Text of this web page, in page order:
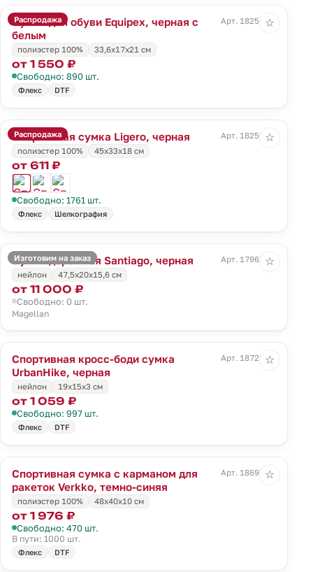
Распродажа
Сумка для обуви Equipex, черная с
белым
Арт. 18254.30
полиэстер 100% 33,6x17x21 см
от 1 550 ₽
Свободно: 890 шт.
Флекс DTF
☆
Распродажа
Спортивная сумка Ligero, черная
Арт. 18258.30
полиэстер 100%
45х33х18 см
от 611 ₽
Свободно: 1761 шт.
Флекс Шелкография
☆
Изготовим на заказ
Сумка дорожная Santiago, черная
Арт. 17963.30
нейлон
47,5х20x15,6 см
от 11 000 ₽
Свободно: 0 шт.
Magellan
☆
Спортивная кросс-боди сумка
UrbanHike, черная
Арт. 18722.30
нейлон 19х15x3 см
от 1 059 ₽
Свободно: 997 шт.
Флекс DTF
☆
Спортивная сумка с карманом для
ракеток Verkko, темно-синяя
Арт. 18697.43
полиэстер 100% 48х40х10 см
от 1 976 ₽
Свободно: 470 шт.
В пути: 1000 шт.
Флекс DTF
☆